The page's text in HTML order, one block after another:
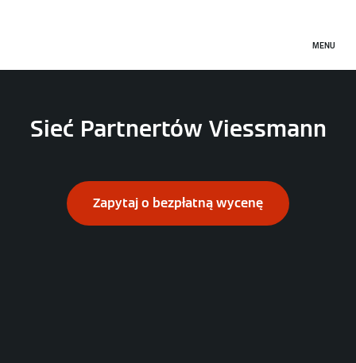
MENU
Sieć Partnertów Viessmann
Zapytaj o bezpłatną wycenę